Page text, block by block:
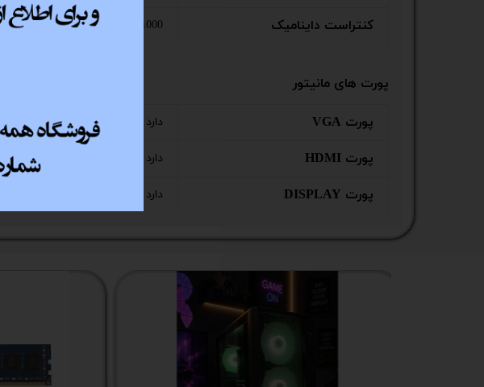
کنتراست داینامیک 1:1000
پورت های مانیتور
پورت VGA دارد
پورت HDMI دارد
پورت DISPLAY دارد